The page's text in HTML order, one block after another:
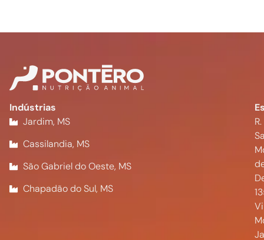
Indústrias
Jardim, MS
Cassilandia, MS
São Gabriel do Oeste, MS
Chapadão do Sul, MS
R.